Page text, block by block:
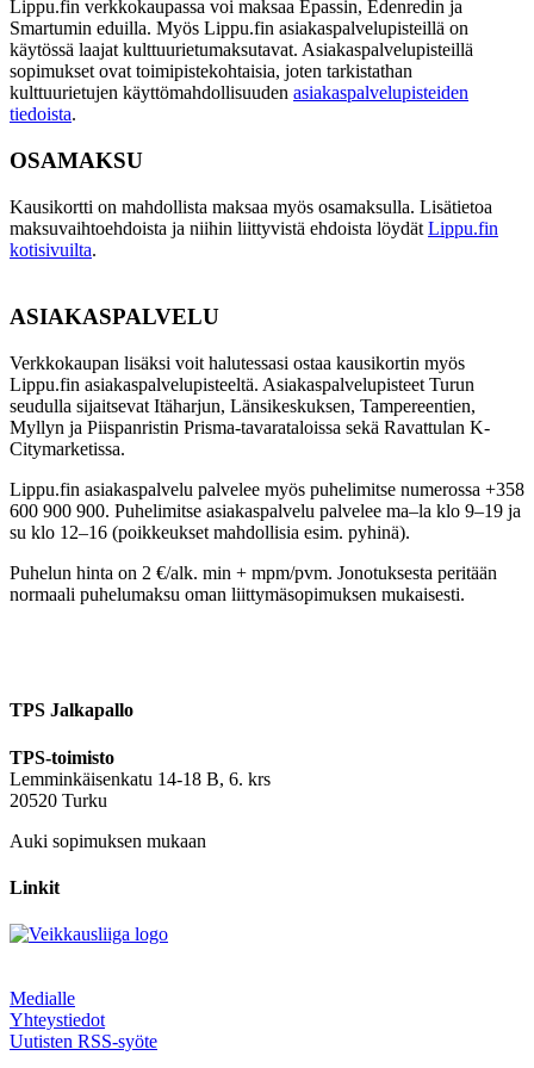
Lippu.fin verkkokaupassa voi maksaa Epassin, Edenredin ja
Smartumin eduilla. Myös Lippu.fin asiakaspalvelupisteillä on
käytössä laajat kulttuurietumaksutavat. Asiakaspalvelupisteillä
sopimukset ovat toimipistekohtaisia, joten tarkistathan
kulttuurietujen käyttömahdollisuuden asiakaspalvelupisteiden
tiedoista.
OSAMAKSU
Kausikortti on mahdollista maksaa myös osamaksulla. Lisätietoa
maksuvaihtoehdoista ja niihin liittyvistä ehdoista löydät Lippu.fin
kotisivuilta.
ASIAKASPALVELU
Verkkokaupan lisäksi voit halutessasi ostaa kausikortin myös
Lippu.fin asiakaspalvelupisteeltä. Asiakaspalvelupisteet Turun
seudulla sijaitsevat Itäharjun, Länsikeskuksen, Tampereentien,
Myllyn ja Piispanristin Prisma-tavarataloissa sekä Ravattulan K-
Citymarketissa.
Lippu.fin asiakaspalvelu palvelee myös puhelimitse numerossa +358
600 900 900. Puhelimitse asiakaspalvelu palvelee ma–la klo 9–19 ja
su klo 12–16 (poikkeukset mahdollisia esim. pyhinä).
Puhelun hinta on 2 €/alk. min + mpm/pvm. Jonotuksesta peritään
normaali puhelumaksu oman liittymäsopimuksen mukaisesti.
TPS Jalkapallo
TPS-toimisto
Lemminkäisenkatu 14-18 B, 6. krs
20520 Turku
Auki sopimuksen mukaan
Linkit
Medialle
Yhteystiedot
Uutisten RSS-syöte